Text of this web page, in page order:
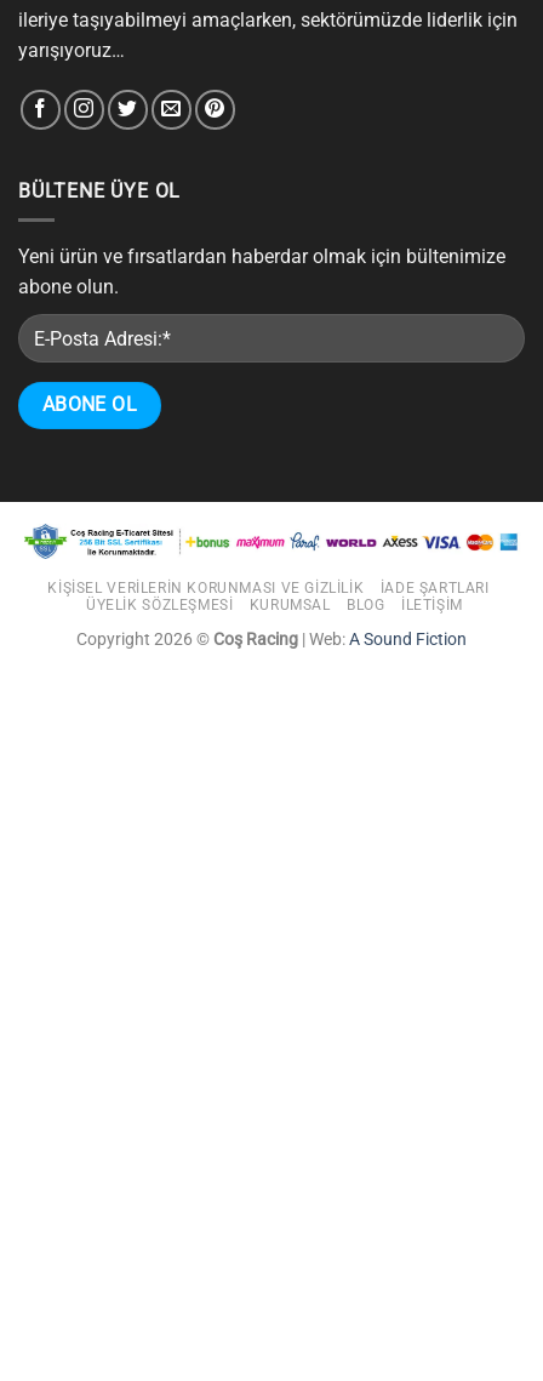
ileriye taşıyabilmeyi amaçlarken, sektörümüzde liderlik için
yarışıyoruz…
BÜLTENE ÜYE OL
Yeni ürün ve fırsatlardan haberdar olmak için bültenimize
abone olun.
KIŞISEL VERILERIN KORUNMASI VE GIZLILIK
İADE ŞARTLARI
ÜYELIK SÖZLEŞMESI
KURUMSAL BLOG İLETIŞIM
Copyright 2026 © Coş Racing | Web:A Sound Fiction